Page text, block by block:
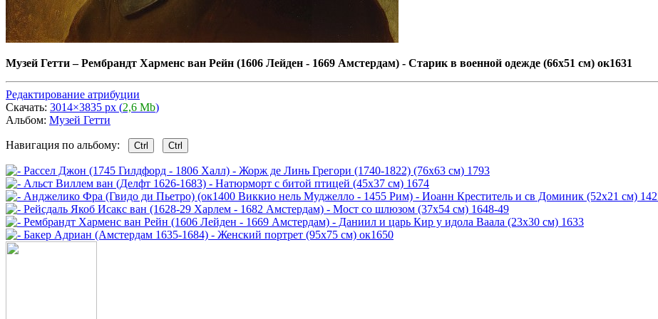
Музей Гетти–Рембрандт Харменс ван Рейн (1606 Лейден - 1669 Амстердам) - Старик в военной одежде (66х51 см) ок1631
Редактирование атрибуции
Скачать: 3014×3835 px (2,6 Mb)
Альбом: Музей Гетти
Навигация по альбому: Ctrl Ctrl